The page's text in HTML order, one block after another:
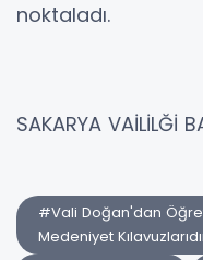
noktaladı.
SAKARYA VAİLİLĞİ
#Vali Doğan'dan
Medeniyet